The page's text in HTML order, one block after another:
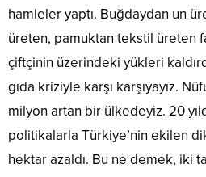
hamleler yaptı. Buğdaydan un
üreten, pamuktan tekstil üreten
çiftçinin üzerindeki yükleri
gıda kriziyle karşı karşıyayız.
milyon artan bir ülkedeyiz. 20
politikalarla Türkiye’nin ekilen
hektar azaldı. Bu ne demek, iki